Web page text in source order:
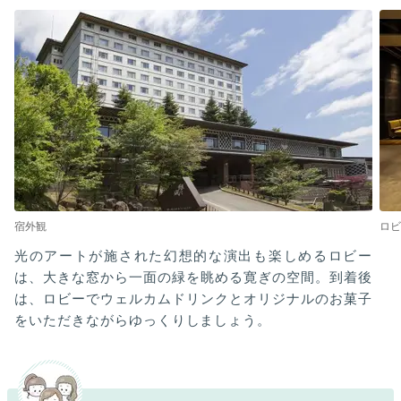
宿外観 ロ
光のアートが施された幻想的な演出も楽しめるロビー
は、大きな窓から一面の緑を眺める寛ぎの空間。到着後
は、ロビーでウェルカムドリンクとオリジナルのお菓子
をいただきながらゆっくりしましょう。